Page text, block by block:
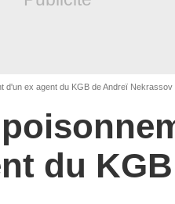
d'un ex agent du KGB de Andreï Nekrassov
du KGB